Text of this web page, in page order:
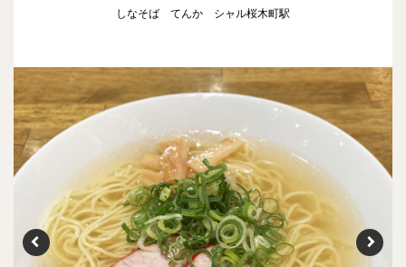
しなそば てんか シャル桜木町駅